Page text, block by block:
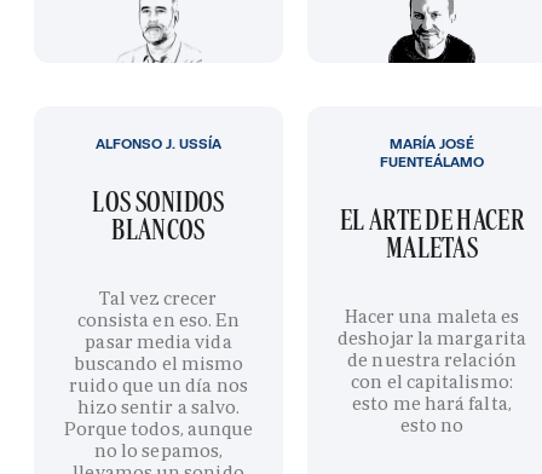
LOS SONIDOS
BLANCOS
Tal vez crecer
consista en eso. En
pasar media vida
buscando el mismo
ruido que un día nos
hizo sentir a salvo.
Porque todos, aunque
no lo sepamos,
ALFONSO J. USSÍA
EL ARTE DE HACER
MALETAS
Hacer una maleta es
deshojar la margarita
de nuestra relación
con el capitalismo:
esto me hará falta,
esto no
MARÍA JOSÉ
FUENTEÁLAMO